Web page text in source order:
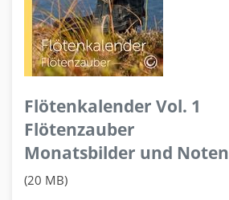
Flötenkalender Vol. 1
Flötenzauber
Monatsbilder und Noten
(20 MB)